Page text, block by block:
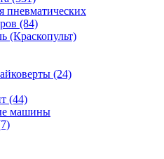
пневматических
(84)
(Краскопульт)
(24)
(44)
машины